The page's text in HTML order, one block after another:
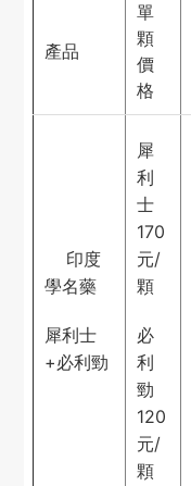
產品
單
顆
價
格
印度
學名藥
犀利士
+必利勁
犀
利
士
170
元/
顆
必
利
勁
120
元/
顆